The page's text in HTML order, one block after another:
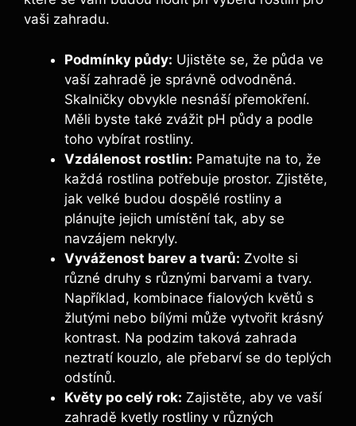
vaši zahradu.
Podmínky půdy: Ujistěte se, že půda ve
vaší zahradě je správně odvodněná.
Skalničky obvykle nesnáší přemokření.
Měli byste také zvážit pH půdy a podle
toho vybírat rostliny.
Vzdálenost rostlin: Pamatujte na to, že
každá rostlina potřebuje prostor. Zjistěte,
jak velké budou dospělé rostliny a
plánujte jejich umístění tak, aby se
navzájem nekryly.
Vyváženost barev a tvarů: Zvolte si
různé druhy s různými barvami a tvary.
Například, kombinace fialových květů s
žlutými nebo bílými může vytvořit krásný
kontrast. Na podzim taková zahrada
neztratí kouzlo, ale přebarví se do teplých
odstínů.
Květy po celý rok: Zajistěte, aby ve vaší
zahradě kvetly rostliny v různých